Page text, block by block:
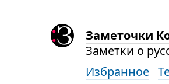
Заметочки
Заметки о
Избранное